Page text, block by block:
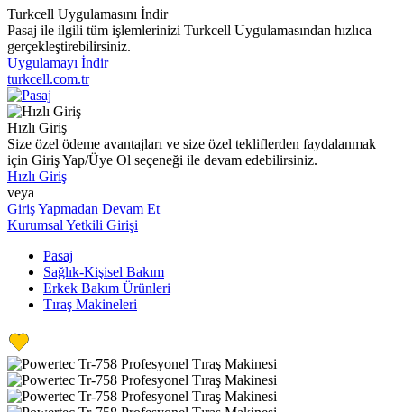
Turkcell Uygulamasını İndir
Pasaj ile ilgili tüm işlemlerinizi Turkcell Uygulamasından hızlıca
gerçekleştirebilirsiniz.
Uygulamayı İndir
turkcell.com.tr
Hızlı Giriş
Size özel ödeme avantajları ve size özel tekliflerden faydalanmak
için Giriş Yap/Üye Ol seçeneği ile devam edebilirsiniz.
Hızlı Giriş
veya
Giriş Yapmadan Devam Et
Kurumsal Yetkili Girişi
Pasaj
Sağlık-Kişisel Bakım
Erkek Bakım Ürünleri
Tıraş Makineleri